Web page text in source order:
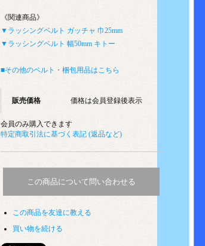
《関連商品》
▼ラッシングベルト ガッチャ 巾25mm
▼ラッシングベルト 幅50mm キトー
■その他のベルト・梱包用品はこちら
販売価格 価格は会員登録後表示
会員のみ購入できます
特定商取引法に基づく表記 (返品など)
この商品について問い合わせる
この商品を友達に教える
買い物を続ける